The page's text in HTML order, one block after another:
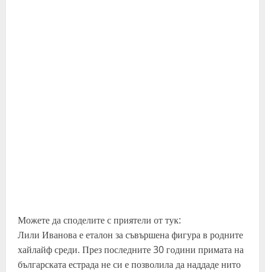
Можете да споделите с приятели от тук:
Лили Иванова е еталон за съвършена фигура в родните
хайлайф среди. През последните 30 години примата на
българската естрада не си е позволила да наддаде нито